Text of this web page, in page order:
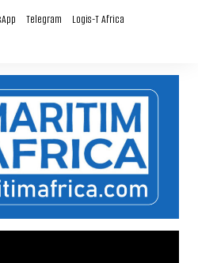
Telegram Logis-T Africa